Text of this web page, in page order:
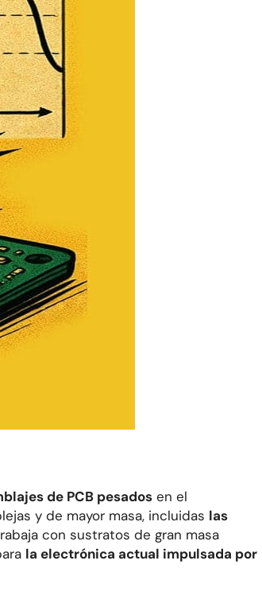
de PCB pesados en el
y de mayor masa, incluidas las
con sustratos de gran masa
la electrónica actual impulsada por